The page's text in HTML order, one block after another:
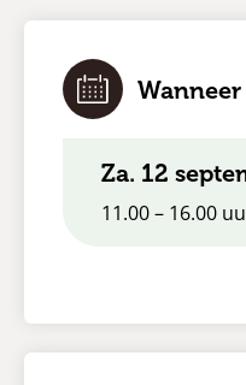
Wanneer
za. 12
11.00 – 16.00